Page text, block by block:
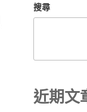
搜尋
近期文